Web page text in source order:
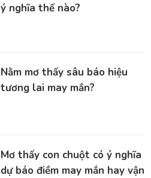
ý nghĩa thế nào?
Nằm mơ thấy sâu báo hiệu
tương lai may mắn?
Mơ thấy con chuột có ý nghĩa
dự báo điềm may mắn hay vận